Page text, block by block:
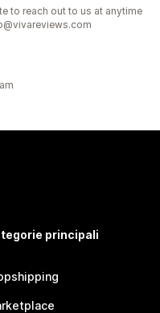
to reach out to us at anytime
principali